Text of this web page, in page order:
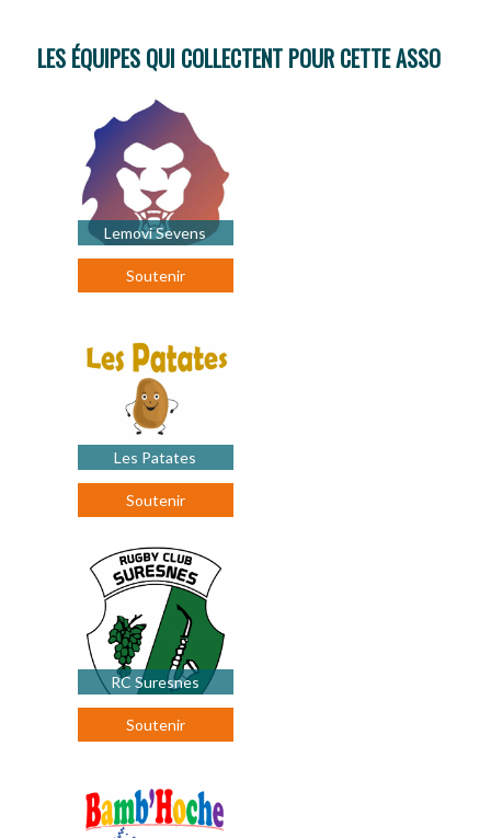
LES ÉQUIPES QUI COLLECTENT POUR CETTE ASSO
Lemovi Sevens
Soutenir
Les Patates
Soutenir
RC Suresnes
Soutenir